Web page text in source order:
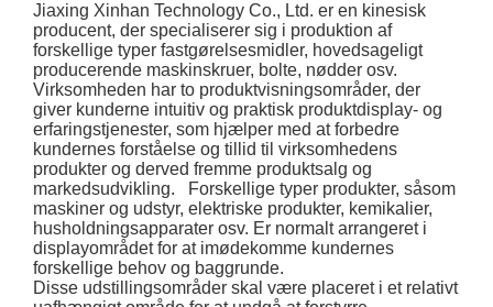
Jiaxing Xinhan Technology Co., Ltd. er en kinesisk
producent, der specialiserer sig i produktion af
forskellige typer fastgørelsesmidler, hovedsageligt
producerende maskinskruer, bolte, nødder osv.
Virksomheden har to produktvisningsområder, der
giver kunderne intuitiv og praktisk produktdisplay- og
erfaringstjenester, som hjælper med at forbedre
kundernes forståelse og tillid til virksomhedens
produkter og derved fremme produktsalg og
markedsudvikling. Forskellige typer produkter, såsom
maskiner og udstyr, elektriske produkter, kemikalier,
husholdningsapparater osv. Er normalt arrangeret i
displayområdet for at imødekomme kundernes
forskellige behov og baggrunde.
Disse udstillingsområder skal være placeret i et relativt